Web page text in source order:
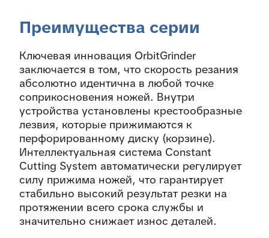
Преимущества серии
Ключевая инновация OrbitGrinder
заключается в том, что скорость резания
абсолютно идентична в любой точке
соприкосновения ножей. Внутри
устройства установлены крестообразные
лезвия, которые прижимаются к
перфорированному диску (корзине).
Интеллектуальная система Constant
Cutting System автоматически регулирует
силу прижима ножей, что гарантирует
стабильно высокий результат резки на
протяжении всего срока службы и
значительно снижает износ деталей.